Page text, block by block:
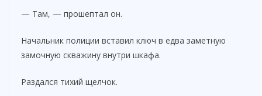
— Там, — прошептал он.
Начальник полиции вставил ключ в едва заметную
замочную скважину внутри шкафа.
Раздался тихий щелчок.